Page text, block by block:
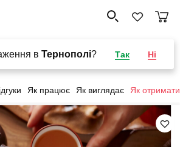
в Тернополі? Так Ні
Як працює Як виглядає Як отримати